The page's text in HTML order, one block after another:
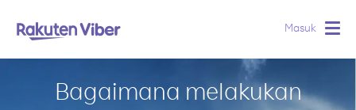
Masuk
Bagaimana melakukan